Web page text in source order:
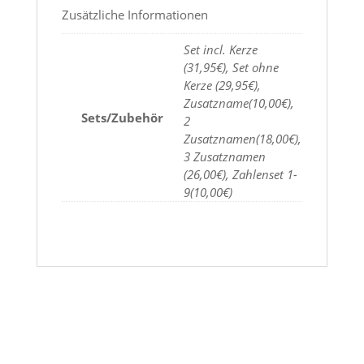
Zusätzliche Informationen
Sets/Zubehör
Set incl. Kerze
(31,95€), Set ohne
Kerze (29,95€),
Zusatzname(10,00€),
2
Zusatznamen(18,00€),
3 Zusatznamen
(26,00€), Zahlenset 1-
9(10,00€)